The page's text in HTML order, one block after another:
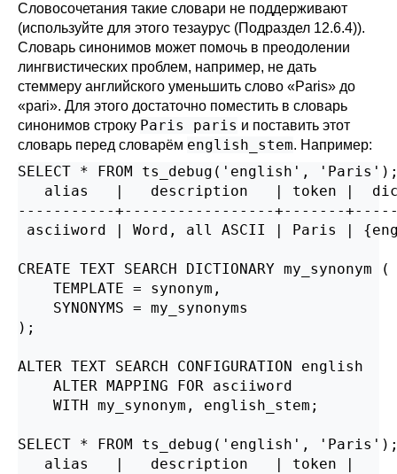
Словосочетания такие словари не поддерживают
(используйте для этого тезаурус (Подраздел 12.6.4)).
Словарь синонимов может помочь в преодолении
лингвистических проблем, например, не дать
стеммеру английского уменьшить слово «Paris» до
«pari». Для этого достаточно поместить в словарь
синонимов строку Paris paris и поставить этот
словарь перед словарём english_stem. Например:
SELECT * FROM ts_debug('english',
alias   |   description   | token |
-----------+-----------------+-------
asciiword | Word, all ASCII | Paris |
CREATE TEXT SEARCH DICTIONARY my_synonym (
    TEMPLATE = synonym,
    SYNONYMS = my_synonyms
);
ALTER TEXT SEARCH CONFIGURATION english
    ALTER MAPPING FOR asciiword
    WITH my_synonym, english_stem;
SELECT * FROM ts_debug('english',
alias   |   description   | token |